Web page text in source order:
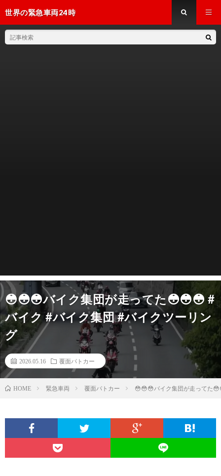
世界の緊急車両24時
😳😳😳バイク集団が走ってた😳😳😳 #
バイク #バイク集団 #バイクツーリン
グ
2026.05.16 覆面パトカー
HOME 緊急車両 覆面パトカー 😳😳😳バイク集団が走ってた